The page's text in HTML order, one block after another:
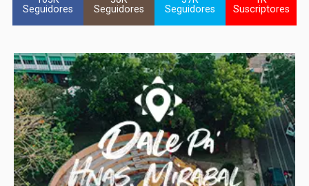
Seguidores
Seguidores
Seguidores
Suscriptores